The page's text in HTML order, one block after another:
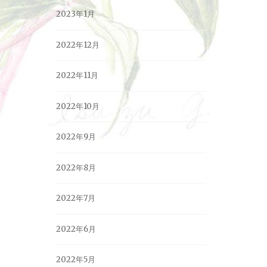
2023年1月
2022年12月
2022年11月
2022年10月
2022年9月
2022年8月
2022年7月
2022年6月
2022年5月